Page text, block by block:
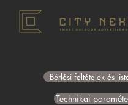
Bérlési feltételek és
Technikai